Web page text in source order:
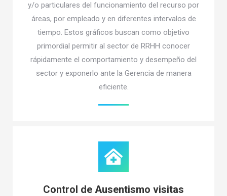
y/o particulares del funcionamiento del recurso por
áreas, por empleado y en diferentes intervalos de
tiempo. Estos gráficos buscan como objetivo
primordial permitir al sector de RRHH conocer
rápidamente el comportamiento y desempeño del
sector y exponerlo ante la Gerencia de manera
eficiente.
Control de Ausentismo visitas